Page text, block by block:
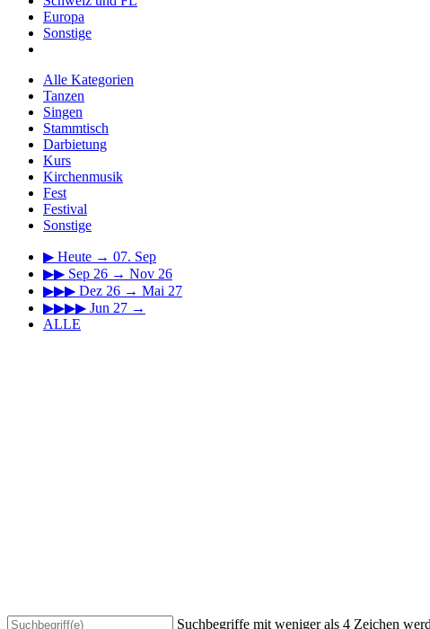
Europa
Sonstige
Alle Kategorien
Tanzen
Singen
Stammtisch
Darbietung
Kurs
Kirchenmusik
Fest
Festival
Sonstige
▶ Heute → 07. Sep
▶▶ Sep 26 → Nov 26
▶▶▶ Dez 26 → Mai 27
▶▶▶▶ Jun 27 →
ALLE
Suchbegriffe mit weniger als 4 Zeichen